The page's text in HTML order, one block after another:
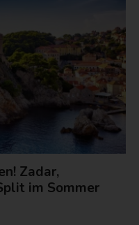
Zadar,
im Sommer